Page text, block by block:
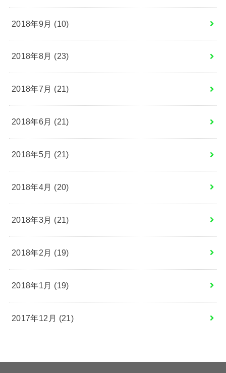
2018年9月 (10)
2018年8月 (23)
2018年7月 (21)
2018年6月 (21)
2018年5月 (21)
2018年4月 (20)
2018年3月 (21)
2018年2月 (19)
2018年1月 (19)
2017年12月 (21)